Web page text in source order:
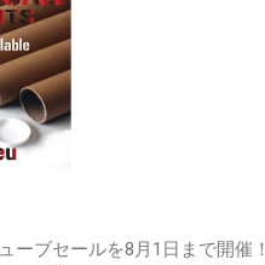
ーブセールを8月1日まで開催！